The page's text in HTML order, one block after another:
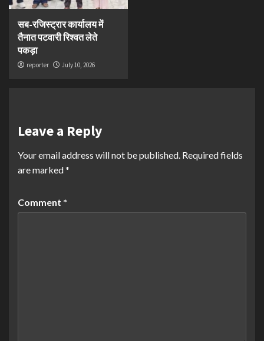
सब-रजिस्ट्रार कार्यालय में
तैनात पटवारी रिश्वत लेते
पकड़ा
reporter July 10, 2026
Leave a Reply
Your email address will not be published. Required fields
are marked*
Comment *